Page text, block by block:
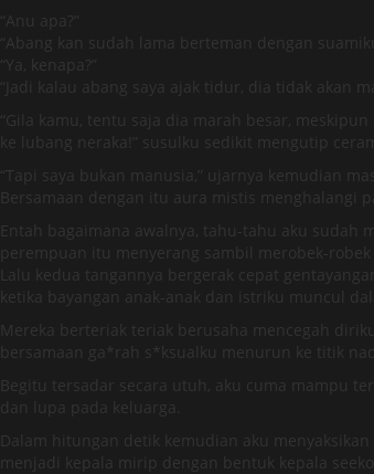
“Anu apa?”
“Abang kan sudah lama berteman dengan
“Ya, kenapa?”
“Jadi kalau abang saya ajak tidur, dia tidak akan
“Gila kamu, tentu saja dia marah besar,
ke lubang neraka!” susulku sedikit mengutip
“Tapi saya bukan manusia,” ujarnya kemudian
Bersamaan dengan itu aura mistis menghalangi
Entah bagaimana awalnya, tahu-tahu aku sudah
perempuan itu menyerang sambil merobek-
Lalu kedua tangannya bergerak cepat
ketika bayangan anak-anak dan istriku muncul
Mereka berteriak teriak berusaha mencegah
bersamaan ga*rah s*ksualku menurun ke titik
Begitu tersadar secara utuh, aku cuma mampu
dan lupa pada keluarga.
Dalam hitungan detik kemudian aku
menjadi kepala mirip dengan bentuk kepala